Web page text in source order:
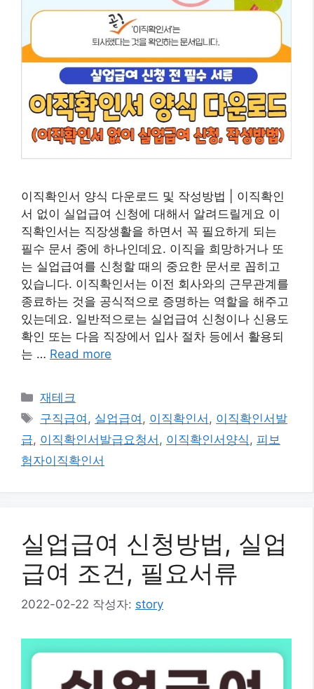
이직확인서 양식 다운로드 및 작성방법 | 이직확인
서 없이 실업급여 신청에 대해서 알려드릴게요 이
직확인서는 직장생활을 하면서 꼭 필요하게 되는
필수 문서 중에 하나인데요. 이직을 희망하거나 또
는 실업급여를 신청할 때의 중요한 문서로 꼽히고
있습니다. 이직확인서는 이전 회사와의 근무관계를
종료하는 것을 공식적으로 증명하는 역할을 해주고
있는데요. 일반적으로는 실업급여 신청이나 신용도
확인 또는 다음 직장에서 입사 절차 등에서 활용되
는 … Read more
카
테
리
재테크
태
그
구직급여 , 실업급여 , 이직확인서 , 이직확인서발
급, 이직확인서발급요청서 , 이직확인서양식, 피보
험자이직확인서
실업급여 신청방법, 실업
급여 조건, 필요서류
2022-02-22 작성자: story